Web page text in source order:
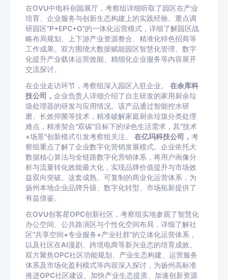
在OVU中电科创园展厅，考察组详细听取了园区在产业
培育、企业服务与创新生态构建上的实践经验。重点调
研园区“P+EPC+O”的一体化运营模式，详细了解园区战
略布局规划、上下游产业资源整合、精准化特色招商等
工作成果。双方围绕大数据赋能园区智慧化管理、数字
化提升产业载体运营效能、精细化企业服务等内容展开
交流探讨。
在企业走访环节，考察组深入园区入驻企业。 在余库科
技公司， 企业负责人详细介绍了自主研发的家用厨余垃
圾处理器的研发与应用情况。该产品通过智能控水研
磨、长效抑菌等技术，精准破解家庭厨余垃圾分类处理
难点，精准契合“双碳”目标下的绿色生活需求，其“技术
+场景”创新模式引发考察组关注。 在亿玛科技公司， 考
察组重点了解了企业数字化营销发展模式。企业依托大
数据核心算法与全链路数字化营销体系，将用户画像分
析与流量转化效能最大化，实现品牌价值提升与市场效
益双向突破。这套成熟、可复制的商业化运营体系，为
扬州本地企业品牌升级、数字化转型、市场拓新提供了
有益借鉴。
在OVU创客星OPC创新社区，考察组实地参观了智慧化
办公空间、公共路演区与个性化空间布局，详细了解社
区“共享空间+专业服务+产业社群”的立体化运营体系，
以及社区在AI漫剧、跨境电商等新兴业态的培育成效。
双方聚焦OPC社区功能规划、产业生态构建、运营服务
体系及市场化盈利模式等内容深入探讨，为扬州高标准
推进OPC社区建设、加快产业生态提质、加速创新资源